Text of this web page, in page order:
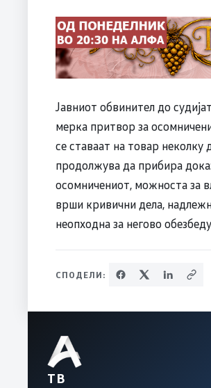
Јавниот обвинител до
мерка притвор за
се ставаат на товар неколку
продолжува да прибира
осомничениот, можноста за
врши кривични дела,
неопходна за негово
СПОДЕЛИ:
ТВ